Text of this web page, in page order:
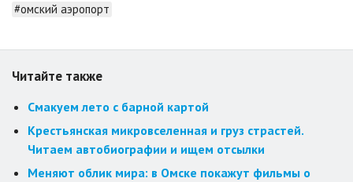
#омский аэропорт
Читайте также
Смакуем лето с барной картой
Крестьянская микровселенная и груз страстей.
Читаем автобиографии и ищем отсылки
Меняют облик мира: в Омске покажут фильмы о